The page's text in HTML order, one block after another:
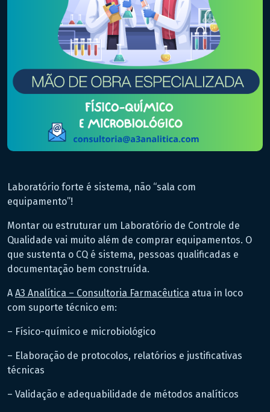
Laboratório forte é sistema, não “sala com
equipamento”!
Montar ou estruturar um Laboratório de Controle de
Qualidade vai muito além de comprar equipamentos. O
que sustenta o CQ é sistema, pessoas qualificadas e
documentação bem construída.
A A3 Analítica – Consultoria Farmacêutica atua in loco
com suporte técnico em:
– Físico-químico e microbiológico
– Elaboração de protocolos, relatórios e justificativas
técnicas
– Validação e adequabilidade de métodos analíticos